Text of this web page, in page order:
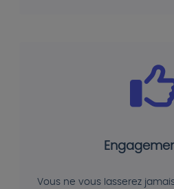
Vous ne vous lasserez